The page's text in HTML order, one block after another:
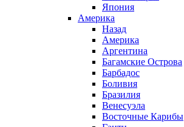
Япония
Америка
Назад
Америка
Аргентина
Багамские Острова
Барбадос
Боливия
Бразилия
Венесуэла
Восточные Карибы